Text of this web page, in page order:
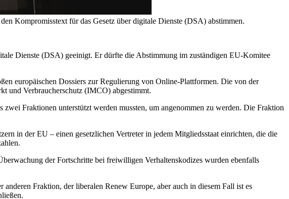
Kompromisstext für das Gesetz über digitale Dienste (DSA) abstimmen.
Dienste (DSA) geeinigt. Er dürfte die Abstimmung im zuständigen EU-Komitee
europäischen Dossiers zur Regulierung von Online-Plattformen. Die von der
und Verbraucherschutz (IMCO) abgestimmt.
Fraktionen unterstützt werden mussten, um angenommen zu werden. Die Fraktion
in der EU – einen gesetzlichen Vertreter in jedem Mitgliedsstaat einrichten, die die
der Fortschritte bei freiwilligen Verhaltenskodizes wurden ebenfalls
Fraktion, der liberalen Renew Europe, aber auch in diesem Fall ist es